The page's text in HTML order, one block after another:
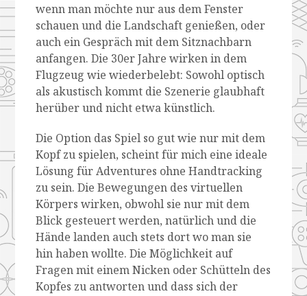
wenn man möchte nur aus dem Fenster
schauen und die Landschaft genießen, oder
auch ein Gespräch mit dem Sitznachbarn
anfangen. Die 30er Jahre wirken in dem
Flugzeug wie wiederbelebt: Sowohl optisch
als akustisch kommt die Szenerie glaubhaft
herüber und nicht etwa künstlich.
Die Option das Spiel so gut wie nur mit dem
Kopf zu spielen, scheint für mich eine ideale
Lösung für Adventures ohne Handtracking
zu sein. Die Bewegungen des virtuellen
Körpers wirken, obwohl sie nur mit dem
Blick gesteuert werden, natürlich und die
Hände landen auch stets dort wo man sie
hin haben wollte. Die Möglichkeit auf
Fragen mit einem Nicken oder Schütteln des
Kopfes zu antworten und dass sich der